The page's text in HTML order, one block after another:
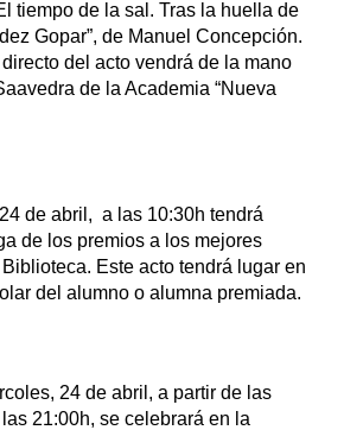
tiempo de la sal. Tras la huella de
Gopar”, de Manuel Concepción.
del acto vendrá de la mano
de la Academia “Nueva
de abril, a las 10:30h tendrá
de los premios a los mejores
Este acto tendrá lugar en
del alumno o alumna premiada.
24 de abril, a partir de las
21:00h, se celebrará en la